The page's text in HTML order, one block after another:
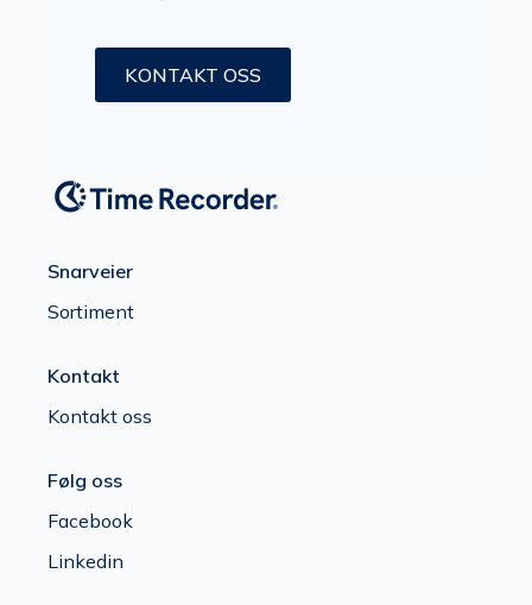
KONTAKT OSS
Snarveier
Sortiment
Kontakt
Kontakt oss
Følg oss
Facebook
Linkedin